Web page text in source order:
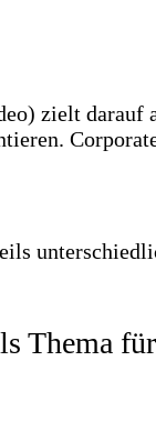
zielt darauf
Thema für